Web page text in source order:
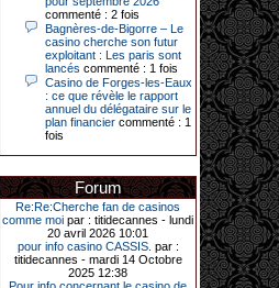
Le plus gros gain gagné depuis plus
de 20 ans dans l’établissement.
31-03-2026|
Série de jackpots au casino JOA de
Gujan-Mestras : ce mois de mars a
été fructueux pour quelques
une machine à sous pour une mise
initiale de 5,28 €. Puis quelques
jours plus tard, le vendredi 27 mars,
un joueur a décroché 12 086 euros
sur une autre machine à sous.
Enfin, troisième et dernier jackpot,
record cette fois-ci, le samedi 28
mars dernier. Quelque 111 322
commenté : 2 fois
Bagnères-de-Bigorre – Le
casino cherche son futur
exploitant : Les paris sont
lancés commenté : 1 fois
Casino de Forges-les-Eaux
: ce que révèle le rapport
annuel du délégataire sur le
plan financier commenté : 1
fois
Forum
Re:Re:Cherche fan de casinos
comme moi par : titidecannes - lundi
20 avril 2026 10:01
pour info casino CASSIS. par :
titidecannes - mardi 14 Octobre
2025 12:38